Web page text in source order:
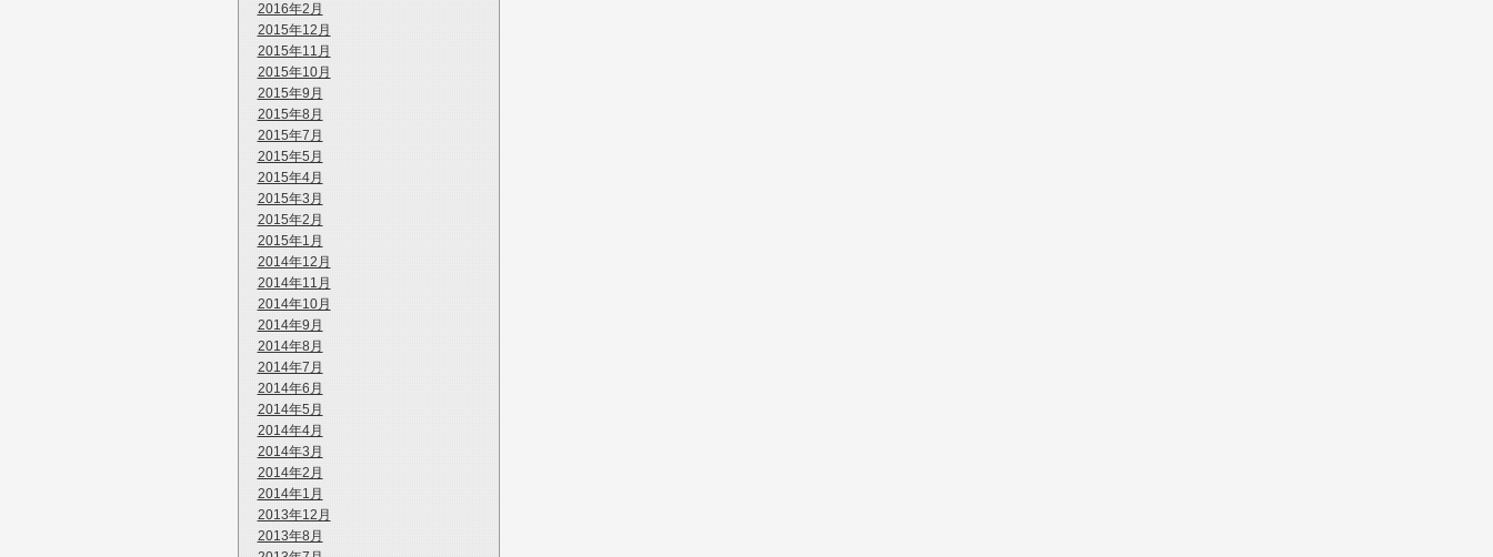
2016年2月
2015年12月
2015年11月
2015年10月
2015年9月
2015年8月
2015年7月
2015年5月
2015年4月
2015年3月
2015年2月
2015年1月
2014年12月
2014年11月
2014年10月
2014年9月
2014年8月
2014年7月
2014年6月
2014年5月
2014年4月
2014年3月
2014年2月
2014年1月
2013年12月
2013年8月